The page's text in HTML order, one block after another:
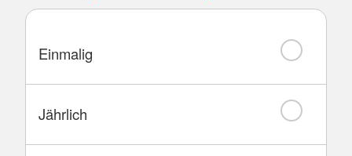
Einmalig
Jährlich